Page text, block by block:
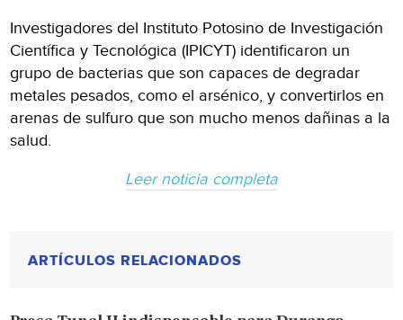
Investigadores del Instituto Potosino de Investigación
Científica y Tecnológica (IPICYT) identificaron un
grupo de bacterias que son capaces de degradar
metales pesados, como el arsénico, y convertirlos en
arenas de sulfuro que son mucho menos dañinas a la
salud.
Leer noticia completa
ARTÍCULOS RELACIONADOS